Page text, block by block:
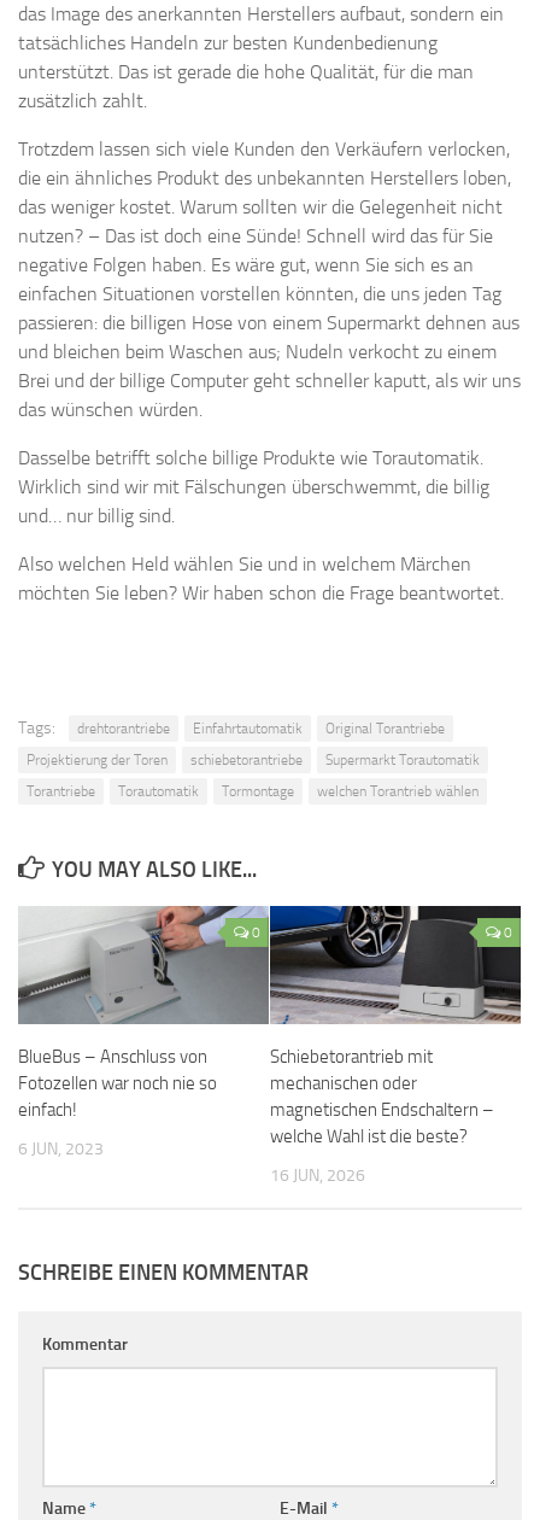
das Image des anerkannten Herstellers aufbaut, sondern ein
tatsächliches Handeln zur besten Kundenbedienung
unterstützt. Das ist gerade die hohe Qualität, für die man
zusätzlich zahlt.
Trotzdem lassen sich viele Kunden den Verkäufern verlocken,
die ein ähnliches Produkt des unbekannten Herstellers loben,
das weniger kostet. Warum sollten wir die Gelegenheit nicht
nutzen? – Das ist doch eine Sünde! Schnell wird das für Sie
negative Folgen haben. Es wäre gut, wenn Sie sich es an
einfachen Situationen vorstellen könnten, die uns jeden Tag
passieren: die billigen Hose von einem Supermarkt dehnen aus
und bleichen beim Waschen aus; Nudeln verkocht zu einem
Brei und der billige Computer geht schneller kaputt, als wir uns
das wünschen würden.
Dasselbe betrifft solche billige Produkte wie Torautomatik.
Wirklich sind wir mit Fälschungen überschwemmt, die billig
und… nur billig sind.
Also welchen Held wählen Sie und in welchem Märchen
möchten Sie leben? Wir haben schon die Frage beantwortet.
Tags: drehtorantriebe Einfahrtautomatik
Original Torantriebe
Projektierung der Toren
schiebetorantriebe
Supermarkt Torautomatik
Torantriebe
Torautomatik Tormontage welchen Torantrieb wählen
YOU MAY ALSO LIKE...
0
BlueBus – Anschluss von
Fotozellen war noch nie so
einfach!
6 JUN, 2023
0
Schiebetorantrieb mit
mechanischen oder
magnetischen Endschaltern –
welche Wahl ist die beste?
16 JUN, 2026
SCHREIBE EINEN KOMMENTAR
Kommentar
Name* E-Mail *